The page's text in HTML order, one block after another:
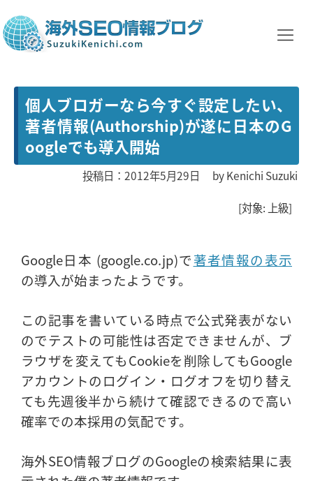
個人ブロガーなら今すぐ設定したい、
著者情報(Authorship)が遂に日本のG
oogleでも導入開始
投稿日：2012年5月29日 byKenichi Suzuki
[対象: 上級]
Google日本 (google.co.jp)で著者情報の表示
の導入が始まったようです。
この記事を書いている時点で公式発表がない
のでテストの可能性は否定できませんが、ブ
ラウザを変えてもCookieを削除してもGoogle
アカウントのログイン・ログオフを切り替え
ても先週後半から続けて確認できるので高い
確率での本採用の気配です。
海外SEO情報ブログのGoogleの検索結果に表